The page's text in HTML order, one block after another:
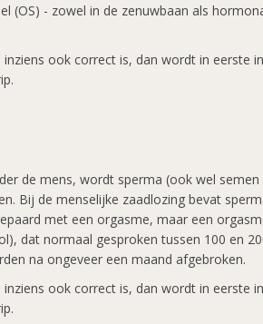
(OS) - zowel in de zenuwbaan als
ook correct is, dan wordt in eerste
de mens, wordt sperma (ook wel semen
Bij de menselijke zaadlozing bevat
met een orgasme, maar een
dat normaal gesproken tussen 100 en
na ongeveer een maand afgebroken.
ook correct is, dan wordt in eerste